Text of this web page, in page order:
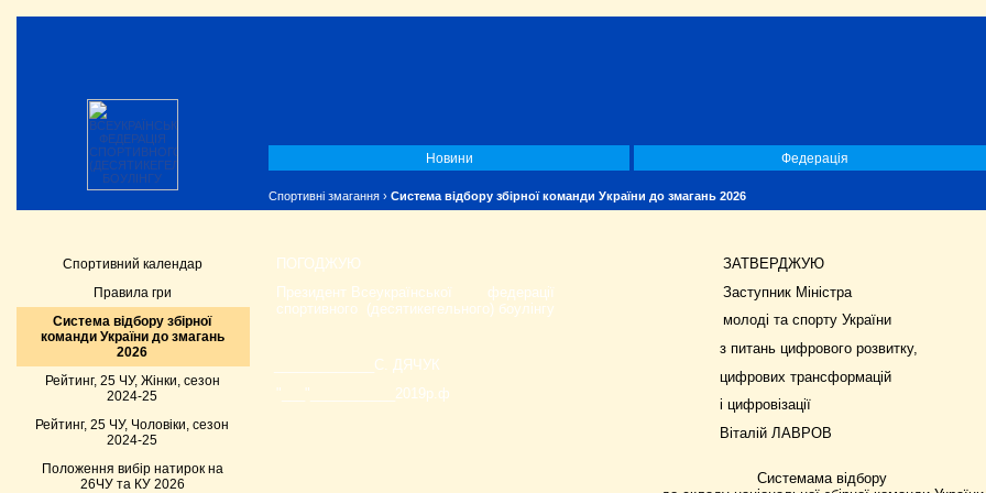
Новини Федерація
Спортивні змагання › Система відбору збірної команди України до змагань 2026
Спортивний календар
Правила гри
Система відбору збірної
команди України до змагань
2026
Рейтинг, 25 ЧУ, Жінки, сезон
2024-25
Рейтинг, 25 ЧУ, Чоловіки, сезон
2024-25
Положення вибір натирок на
26ЧУ та КУ 2026
ПОГОДЖУЮ
Президент Всеукраїнської
федерації
спортивного
(десятикегельного) боулінгу
_____________С. ДЯЧУК
"___"___________2019р.ф
ЗАТВЕРДЖУЮ
Заступник Міністра
молоді та спорту України
з питань цифрового розвитку,
цифрових трансформацій
і цифровізації
Віталій ЛАВРОВ
Системама відбору